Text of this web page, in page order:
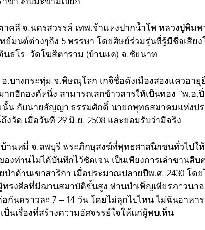
คลี จ.นครสวรรค์ เทพเจ้าแห่งปากน้ำโพ หลวงปู่พิมพ
ย์มนต์ต่างๆถึง 5 พรรษา โดยศิษย์ร่วมรุ่นที่รู้มีชื่อเสียง
ธโร  วัดโฆสิตาราม (บ้านแค) จ.ชัยนาท
.บางกระทุ่ม จ.พิษณุโลก เกจิชื่อดังเมืองสองแควอายุ
กอีกองค์หนึ่ง สามารถเสกข้าวสารให้เป็นทอง “พ.อ.
น กับนายสัญญา ธรรมศักดิ์ นายกพุทธสมาคมแห่งปร
วัด เมื่อวันที่ 29 มิ.ย. 2508 และยอมรับว่ามีจริง
บ้านหมี่ จ.ลพบุรี พระภิกษุสงฆ์ที่พุทธศาสนิกชนทั่วไปใ
งท่านไม่ได้บันทึกไว้ชัดเจน เป็นเพียงการเล่าขานสืบ
าด้านเขาสาริกา เมื่อประมาณปลายปีพ.ศ. 2430 โด
ทรงศีลที่มีฌานสมาบัติขั้นสูง ท่านบำเพ็ญเพียรภาวนา
กันคราวละ 7 – 14 วัน โดยไม่ลุกไปไหน ไม่ฉันอาหา
นเรื่องที่สร้างความอัศจรรย์ใจให้แก่ผู้พบเห็น